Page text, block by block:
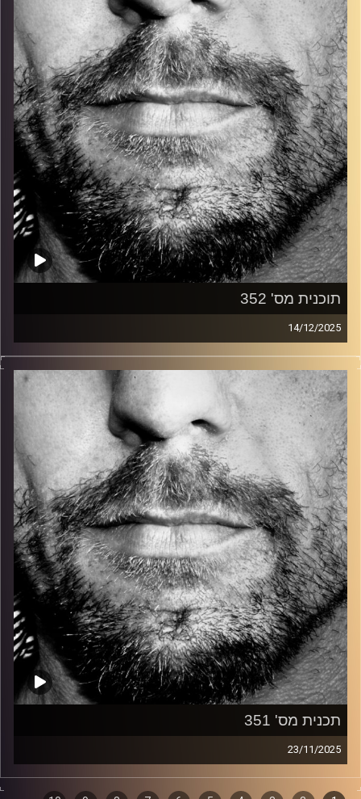
קרדיט תמונות: David Goehring
תוכנית מס' 352
14/12/2025
זיפים, מוזיקה מחוספסת של הופעות חיות. הרבה ג'אם, רוק,
בלוז, bluegrass, ג'אז, Fאנק, פרוגרסיב ואפילו אלקטרוניקה.
כל מה שחי, אמיתי ונושם.
עם שמוליק רגב.
קרדיט תמונות: David Goehring
תכנית מס' 351
23/11/2025
זיפים, מוזיקה מחוספסת של הופעות חיות. הרבה ג'אם, רוק,
בלוז, bluegrass, ג'אז, Fאנק, פרוגרסיב ואפילו אלקטרוניקה.